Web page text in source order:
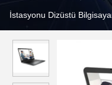
İstasyonu Dizüstü